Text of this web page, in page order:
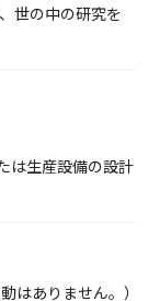
世の中の研究を
は生産設備の設計
はありません。）